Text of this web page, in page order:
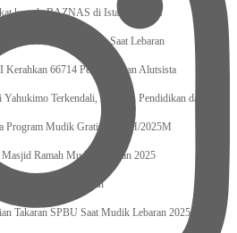
kepada BAZNAS di Istana Negara
Potensi Bencana Saat Lebaran
Kerahkan 66714 Personel Dan Alutsista
Terkendali, Layanan Pendidikan dan
Program Mudik Gratis 1446 H/2025M
Masjid Ramah Mudik Lebaran 2025
Segera di Kembalikan
Takaran SPBU Saat Mudik Lebaran 2025